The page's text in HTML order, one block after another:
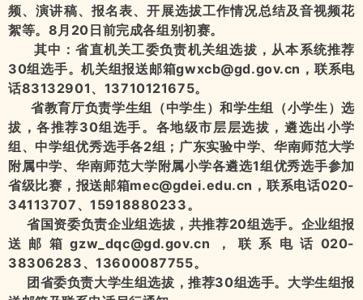
频、演讲稿、报名表、开展选拔工作情况总结及音视频花
絮等。8月20日前完成各组别初赛。
其中：省直机关工委负责机关组选拔，从本系统推荐
30组选手。机关组报送邮箱gwxcb@gd.gov.cn，联系电
话83132901、13710121675。
省教育厅负责学生组（中学生）和学生组（小学生）选
拔，各推荐30组选手。各地级市层层选拔，遴选出小学
组、中学组优秀选手各2组；广东实验中学、华南师范大学
附属中学、华南师范大学附属小学各遴选1组优秀选手参加
省级比赛，报送邮箱mec@gdei.edu.cn，联系电话020-
34113707、15918880233。
省国资委负责企业组选拔，共推荐20组选手。企业组报
送邮箱gzw_dqc@gd.gov.cn，联系电话020-
38306283、13600087755。
团省委负责大学生组选拔，推荐30组选手。大学生组报